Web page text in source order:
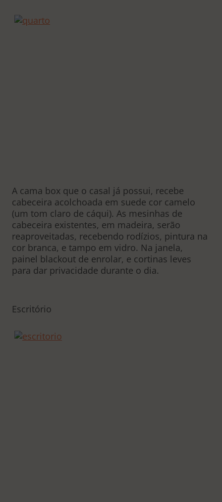
A cama box que o casal já possui, recebe
cabeceira acolchoada em suede cor camelo
(um tom claro de cáqui). As mesinhas de
cabeceira existentes, em madeira, serão
reaproveitadas, recebendo rodízios, pintura na
cor branca, e tampo em vidro. Na janela,
painel blackout de enrolar, e cortinas leves
para dar privacidade durante o dia.
Escritório